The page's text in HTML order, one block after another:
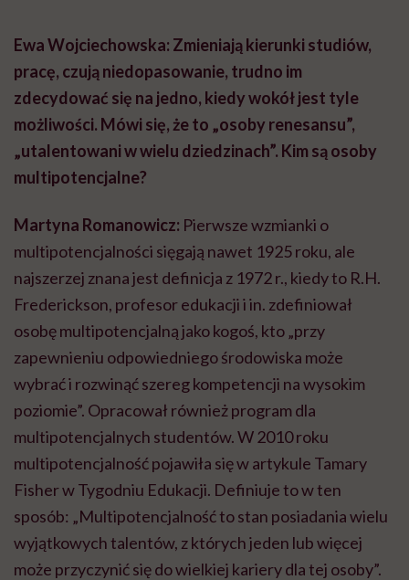
Ewa Wojciechowska: Zmieniają kierunki studiów,
pracę, czują niedopasowanie, trudno im
zdecydować się na jedno, kiedy wokół jest tyle
możliwości. Mówi się, że to „osoby renesansu”,
„utalentowani w wielu dziedzinach”. Kim są osoby
multipotencjalne?
Martyna Romanowicz: Pierwsze wzmianki o
multipotencjalności sięgają nawet 1925 roku, ale
najszerzej znana jest definicja z 1972 r., kiedy to R.H.
Frederickson, profesor edukacji i in. zdefiniował
osobę multipotencjalną jako kogoś, kto „przy
zapewnieniu odpowiedniego środowiska może
wybrać i rozwinąć szereg kompetencji na wysokim
poziomie”. Opracował również program dla
multipotencjalnych studentów. W 2010 roku
multipotencjalność pojawiła się w artykule Tamary
Fisher w Tygodniu Edukacji. Definiuje to w ten
sposób: „Multipotencjalność to stan posiadania wielu
wyjątkowych talentów, z których jeden lub więcej
może przyczynić się do wielkiej kariery dla tej osoby”.